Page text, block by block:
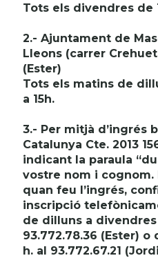
Tots els divendres de
2.- Ajuntament de
Lleons (carrer
(Ester)
Tots els matins de
a 15h.
3.- Per mitjà d’ingrés
Catalunya Cte. 2013
indicant la paraula
vostre nom i cognom.
quan feu l’ingrés,
inscripció
de dilluns a divendres
93.772.78.36 (Ester) o
h. al 93.772.67.21